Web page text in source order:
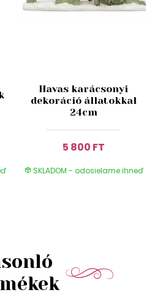
Havas karácsonyi
dekoráció állatokkal
24cm
5 800 FT
SKLADOM - odosielame ihneď